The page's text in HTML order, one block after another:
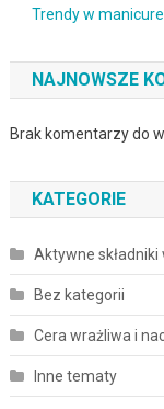
Trendy w
NAJNOWSZE
Brak komentarzy do
KATEGORIE
Aktywne składniki
Bez kategorii
Cera wrażliwa i
Inne tematy